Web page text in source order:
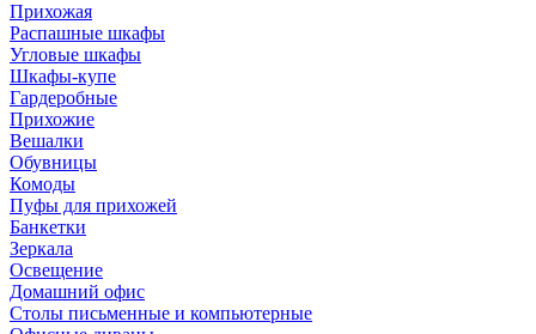
Прихожая
Распашные шкафы
Угловые шкафы
Шкафы-купе
Гардеробные
Прихожие
Вешалки
Обувницы
Комоды
Пуфы для прихожей
Банкетки
Зеркала
Освещение
Домашний офис
Столы письменные и компьютерные